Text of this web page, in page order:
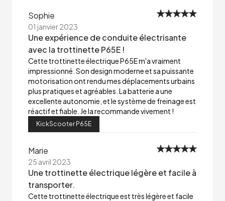
Sophie
01 janvier 2023
Une expérience de conduite électrisante
avec la trottinette P65E !
Cette trottinette électrique P65E m'a vraiment
impressionné. Son design moderne et sa puissante
motorisation ont rendu mes déplacements urbains
plus pratiques et agréables. La batterie a une
excellente autonomie, et le système de freinage est
réactif et fiable. Je la recommande vivement !
KickScooter P65E
Marie
25 avril 2023
Une trottinette électrique légère et facile à
transporter.
Cette trottinette électrique est très légère et facile